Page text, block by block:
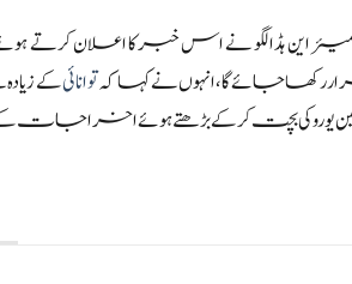
این ہڈالگو نے اس خبر کا اعلان کرتے
رکھا جائے گا، انہوں نے کہا کہتوانائی